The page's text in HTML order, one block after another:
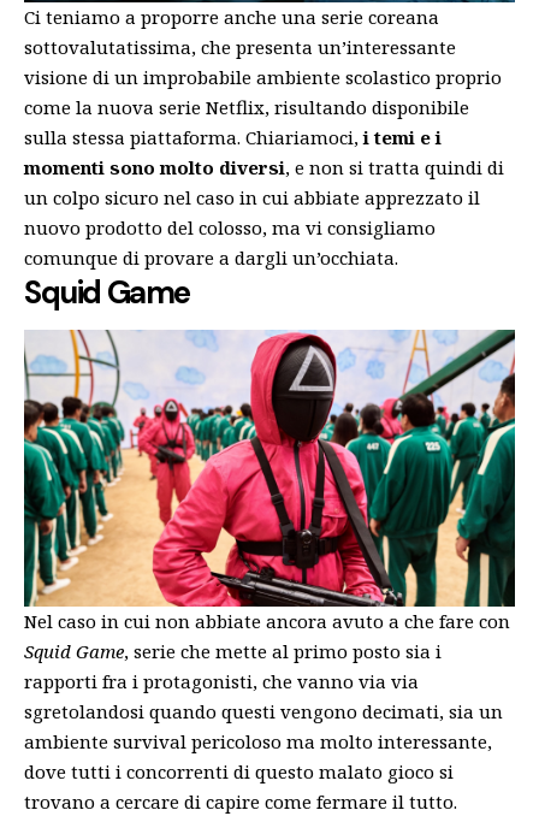
Ci teniamo a proporre anche una serie coreana
sottovalutatissima, che presenta un’interessante
visione di un improbabile ambiente scolastico proprio
come la nuova serie Netflix, risultando disponibile
sulla stessa piattaforma. Chiariamoci, i temi e i
momenti sono molto diversi, e non si tratta quindi di
un colpo sicuro nel caso in cui abbiate apprezzato il
nuovo prodotto del colosso, ma vi consigliamo
comunque di provare a dargli un’occhiata.
Squid Game
Nel caso in cui non abbiate ancora avuto a che fare con
Squid Game, serie che mette al primo posto sia i
rapporti fra i protagonisti, che vanno via via
sgretolandosi quando questi vengono decimati, sia un
ambiente survival pericoloso ma molto interessante,
dove tutti i concorrenti di questo malato gioco si
trovano a cercare di capire come fermare il tutto.